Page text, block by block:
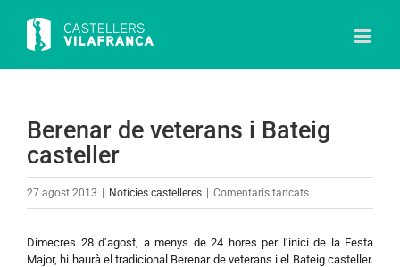
content
Berenar de veterans i Bateig
casteller
27 agost 2013 Notícies castelleres Comentaris tancatsa
de
veterans
Dimecres 28 d’agost, a menys de 24 hores per l’inici de la Festa
Major, hi haurà el tradicional Berenar de veterans i el Bateig casteller.